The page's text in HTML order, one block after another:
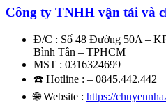
Công ty TNHH vận tải và
Đ/C : Số 48 Đường 50A –
Bình Tân – TPHCM
MST : 0316324699
☎️ Hotline : – 0845.442.442
🌐 Website : https://